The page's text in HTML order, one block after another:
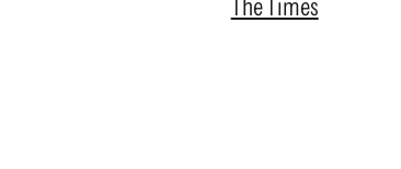
The Times